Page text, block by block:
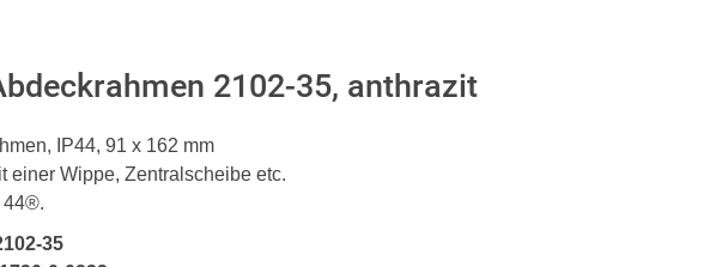
2102-35, anthrazit
IP44, 91 x 162 mm
einer Wippe, Zentralscheibe etc.
44®.
35